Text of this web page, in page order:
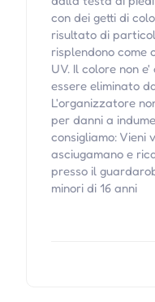
con dei getti di
risultato di
risplendono come
UV. Il colore non
essere eliminato
L'organizzatore
per danni a
consigliamo: Vieni
asciugamano e
presso il
minori di 16 anni